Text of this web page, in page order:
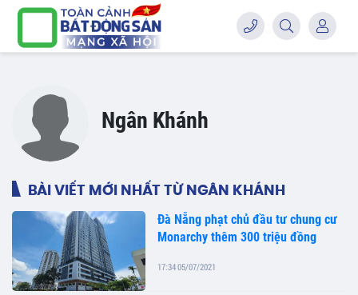
Ngân Khánh
BÀI VIẾT MỚI NHẤT TỪ NGÂN KHÁNH
Đà Nẵng phạt chủ đầu tư chung cư
Monarchy thêm 300 triệu đồng
17:34 05/07/2021